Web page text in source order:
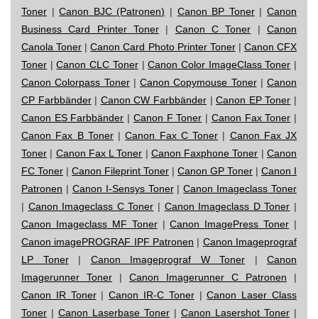
Toner |Canon BJC (Patronen) | Canon BP Toner|Canon
Business Card Printer Toner | Canon C Toner |Canon
Canola Toner |Canon Card Photo Printer Toner| Canon CFX
Toner |Canon CLC Toner|Canon Color ImageClass Toner |
Canon Colorpass Toner| Canon Copymouse Toner| Canon
CP Farbbänder| Canon CW Farbbänder |Canon EP Toner |
Canon ES Farbbänder | Canon F Toner | Canon Fax Toner |
Canon Fax B Toner|Canon Fax C Toner | Canon Fax JX
Toner | Canon Fax L Toner | Canon Faxphone Toner |Canon
FC Toner | Canon Fileprint Toner | Canon GP Toner | Canon I
Patronen | Canon I-Sensys Toner|Canon Imageclass Toner
| Canon Imageclass C Toner | Canon Imageclass D Toner |
Canon Imageclass MF Toner|Canon ImagePress Toner |
Canon imagePROGRAF IPF Patronen | Canon Imageprograf
LP Toner| Canon Imageprograf W Toner | Canon
Imagerunner Toner | Canon Imagerunner C Patronen |
Canon IR Toner|Canon IR-C Toner|Canon Laser Class
Toner | Canon Laserbase Toner | Canon Lasershot Toner |